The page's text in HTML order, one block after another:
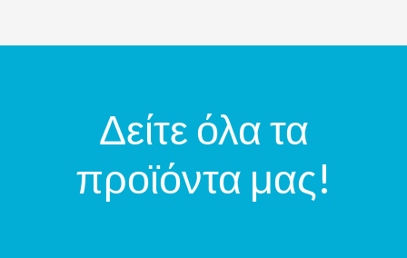
Δείτε όλα τα
προϊόντα μας!